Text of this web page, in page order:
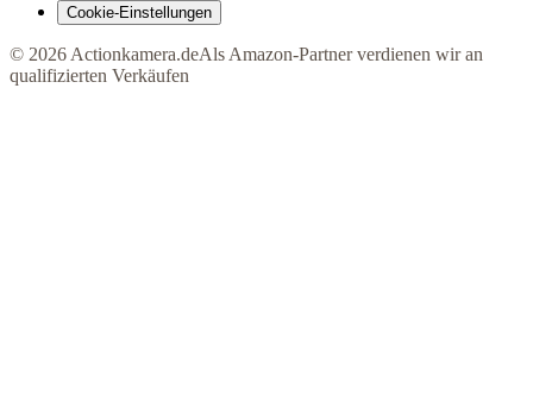
Cookie-Einstellungen
© 2026 Actionkamera.deAls Amazon-Partner verdienen wir an
qualifizierten Verkäufen